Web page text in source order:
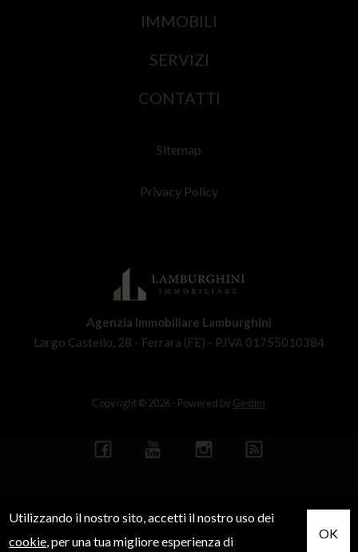
IMMOBILI
SERVIZI
CONTATTI
Sitemap
Privacy Policy
Agenzia Immobiliare Lamburghini
Largo Castello, 28 - Ferrara (FE) - P.IVA 01755010384
Copyright © 2026 - Powered by Gestim
Utilizzando il nostro sito, accetti il nostro uso dei
cookie, per una tua migliore esperienza di
OK